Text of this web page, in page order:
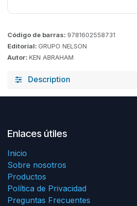
Código de barras: 9781602558731
Editorial: GRUPO NELSON
Autor: KEN ABRAHAM
Description
Enlaces útiles
Inicio
Sobre nosotros
Productos
Política de Privacidad
Preguntas Frecuentes